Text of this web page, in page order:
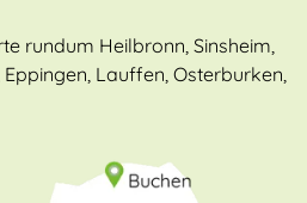
rundum Heilbronn, Sinsheim,
Lauffen, Osterburken,